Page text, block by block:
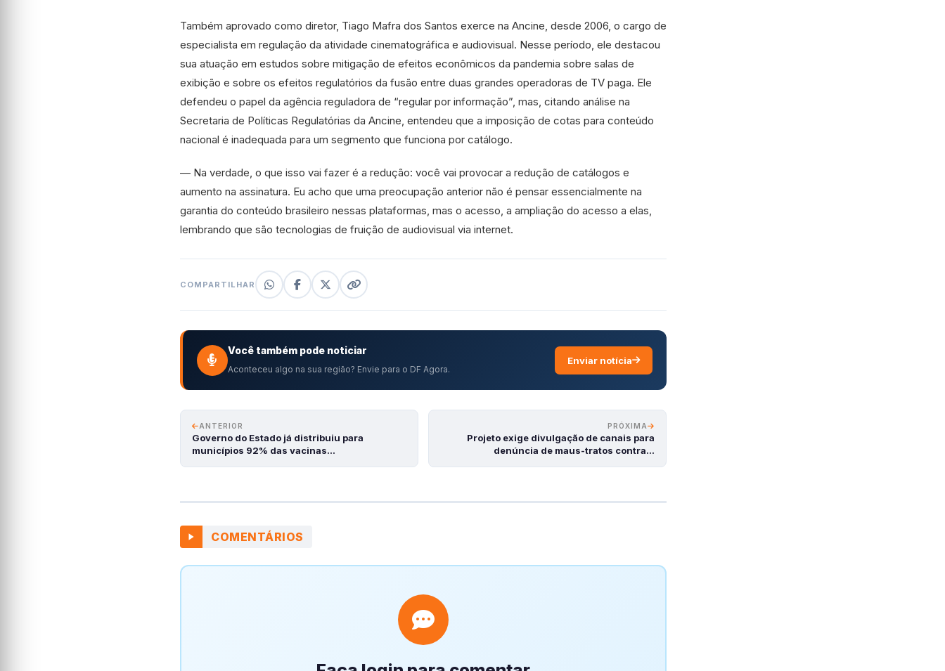
Também aprovado como diretor, Tiago Mafra dos Santos exerce na Ancine, desde 2006, o cargo de
especialista em regulação da atividade cinematográfica e audiovisual. Nesse período, ele destacou
sua atuação em estudos sobre mitigação de efeitos econômicos da pandemia sobre salas de
exibição e sobre os efeitos regulatórios da fusão entre duas grandes operadoras de TV paga. Ele
defendeu o papel da agência reguladora de “regular por informação”, mas, citando análise na
Secretaria de Políticas Regulatórias da Ancine, entendeu que a imposição de cotas para conteúdo
nacional é inadequada para um segmento que funciona por catálogo.
— Na verdade, o que isso vai fazer é a redução: você vai provocar a redução de catálogos e
aumento na assinatura. Eu acho que uma preocupação anterior não é pensar essencialmente na
garantia do conteúdo brasileiro nessas plataformas, mas o acesso, a ampliação do acesso a elas,
lembrando que são tecnologias de fruição de audiovisual via internet.
COMPARTILHAR
Você também pode noticiar
Aconteceu algo na sua região? Envie para o DF Agora.
Enviar notícia
ANTERIOR
Governo do Estado já distribuiu para
municípios 92% das vacinas…
PRÓXIMA
Projeto exige divulgação de canais para
denúncia de maus-tratos contra…
COMENTÁRIOS